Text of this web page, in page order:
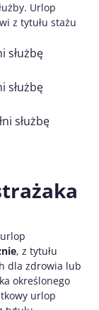
Urlop
z tytułu stażu
służbę
służbę
służbę
, z tytułu
dla zdrowia lub
określonego
urlop